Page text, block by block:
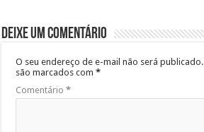
Deixe um comentário
O seu endereço de e-mail não será publicado.
são marcados com*
Comentário*